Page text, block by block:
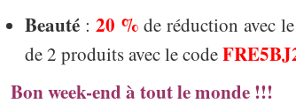
Beauté : 20 % de réduction avec
de 2 produits avec le code
Bon week-end à tout le monde !!!